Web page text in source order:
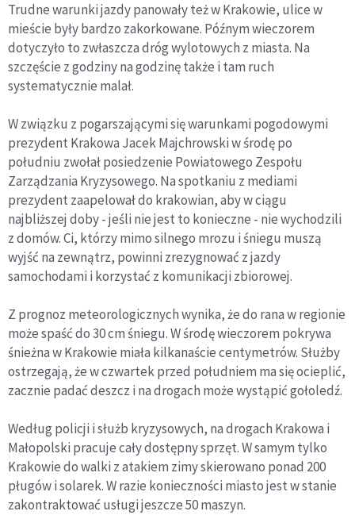
Trudne warunki jazdy panowały też w Krakowie, ulice w
mieście były bardzo zakorkowane. Późnym wieczorem
dotyczyło to zwłaszcza dróg wylotowych z miasta. Na
szczęście z godziny na godzinę także i tam ruch
systematycznie malał.
W związku z pogarszającymi się warunkami pogodowymi
prezydent Krakowa Jacek Majchrowski w środę po
południu zwołał posiedzenie Powiatowego Zespołu
Zarządzania Kryzysowego. Na spotkaniu z mediami
prezydent zaapelował do krakowian, aby w ciągu
najbliższej doby - jeśli nie jest to konieczne - nie wychodzili
z domów. Ci, którzy mimo silnego mrozu i śniegu muszą
wyjść na zewnątrz, powinni zrezygnować z jazdy
samochodami i korzystać z komunikacji zbiorowej.
Z prognoz meteorologicznych wynika, że do rana w regionie
może spaść do 30 cm śniegu. W środę wieczorem pokrywa
śnieżna w Krakowie miała kilkanaście centymetrów. Służby
ostrzegają, że w czwartek przed południem ma się ocieplić,
zacznie padać deszcz i na drogach może wystąpić gołoledź.
Według policji i służb kryzysowych, na drogach Krakowa i
Małopolski pracuje cały dostępny sprzęt. W samym tylko
Krakowie do walki z atakiem zimy skierowano ponad 200
pługów i solarek. W razie konieczności miasto jest w stanie
zakontraktować usługi jeszcze 50 maszyn.